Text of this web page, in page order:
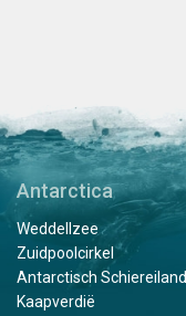
Antarctica
Weddellzee
Zuidpoolcirkel
Antarctisch Schiereiland
Kaapverdië